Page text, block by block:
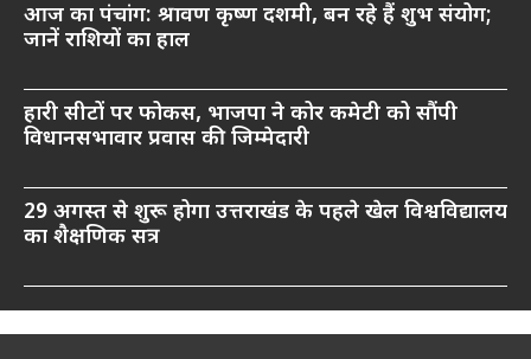
आज का पंचांग: श्रावण कृष्ण दशमी, बन रहे हैं शुभ संयोग;
जानें राशियों का हाल
हारी सीटों पर फोकस, भाजपा ने कोर कमेटी को सौंपी
विधानसभावार प्रवास की जिम्मेदारी
29 अगस्त से शुरू होगा उत्तराखंड के पहले खेल विश्वविद्यालय
का शैक्षणिक सत्र